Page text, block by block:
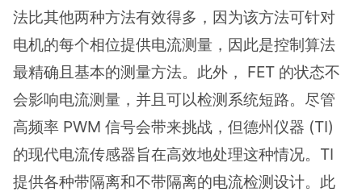
法比其他两种方法有效得多，因为该方法可针对
电机的每个相位提供电流测量，因此是控制算法
最精确且基本的测量方法。此外， FET 的状态不
会影响电流测量，并且可以检测系统短路。尽管
高频率 PWM 信号会带来挑战，但德州仪器 (TI)
的现代电流传感器旨在高效地处理这种情况。TI
提供各种带隔离和不带隔离的电流检测设计。此